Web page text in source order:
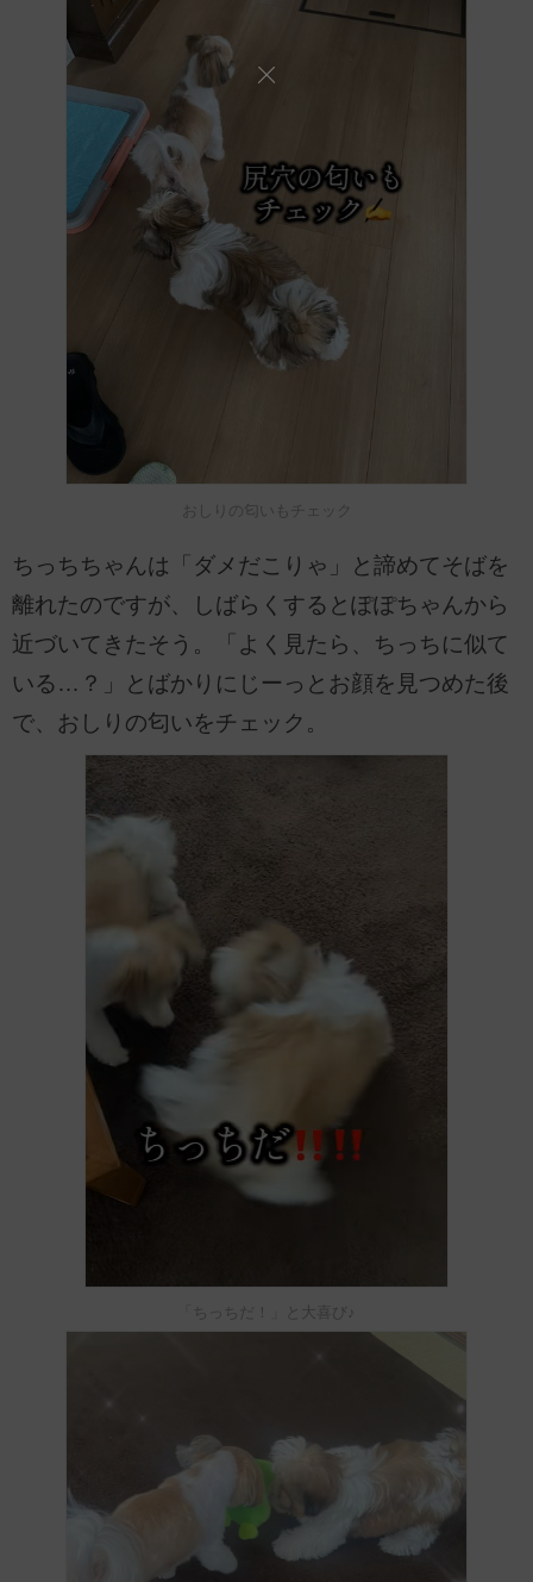
おしりの匂いもチェック
ちっちちゃんは「ダメだこりゃ」と諦めてそばを
離れたのですが、しばらくするとぽぽちゃんから
近づいてきたそう。「よく見たら、ちっちに似て
いる…？」とばかりにじーっとお顔を見つめた後
で、おしりの匂いをチェック。
「ちっちだ！」と大喜び♪